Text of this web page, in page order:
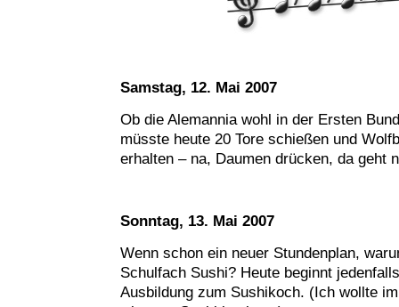
Samstag, 12. Mai 2007
Ob die Alemannia wohl in der Ersten
müsste heute 20 Tore schießen und
erhalten – na, Daumen drücken, da geht
Sonntag, 13. Mai 2007
Wenn schon ein neuer Stundenplan,
Schulfach Sushi? Heute beginnt
Ausbildung zum Sushikoch. (Ich wollte